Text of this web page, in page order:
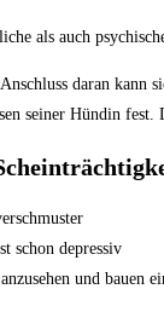
als auch
daran kann
seiner Hündin
schon depressiv
und bauen